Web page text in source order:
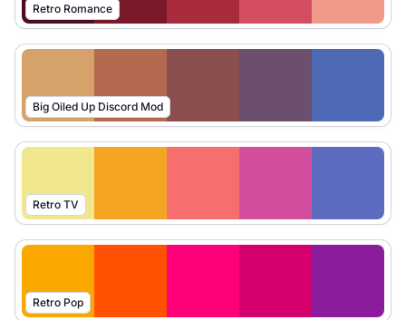
Retro Romance
Big Oiled Up Discord Mod
Retro TV
Retro Pop